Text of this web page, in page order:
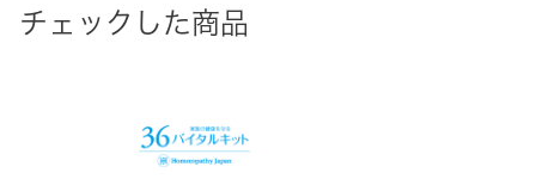
チェックした商品